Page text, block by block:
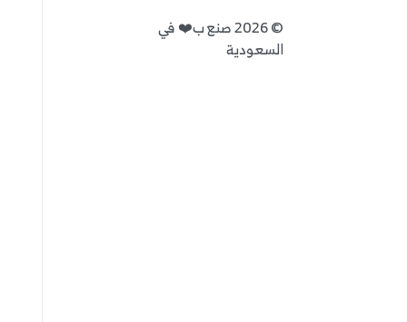
إذا كانت لديك أسئلة أو اذا كنت تحتاج إلى مزيد من المعلومات
يمكنك العثور على رقم التواصل من خلال قسم "هل تحتاج
©
2026صنع ب❤️ في
السعودية